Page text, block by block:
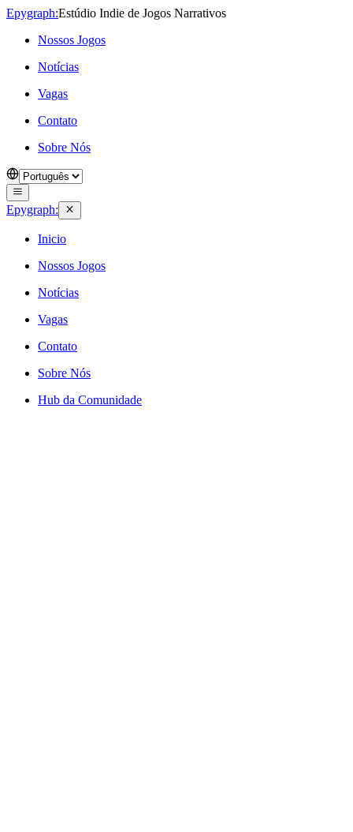
Epygraph:Estúdio Indie de Jogos Narrativos
Nossos Jogos
Notícias
Vagas
Contato
Sobre Nós
Epygraph:
Inicio
Nossos Jogos
Notícias
Vagas
Contato
Sobre Nós
Hub da Comunidade